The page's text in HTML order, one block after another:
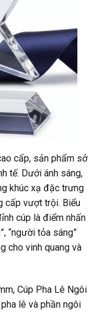
cấp, sản phẩm sở
tế. Dưới ánh sáng,
khúc xạ đặc trưng
cấp vượt trội. Biểu
cúp là điểm nhấn
“người tỏa sáng”
cho vinh quang và
Cúp Pha Lê Ngôi
lê và phần ngôi